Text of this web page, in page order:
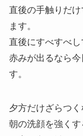
直後の手触りだ
ます。
直後にすべすべし
赤みが出るなら
す。
夕方だけざらつく
朝の洗顔を強くす